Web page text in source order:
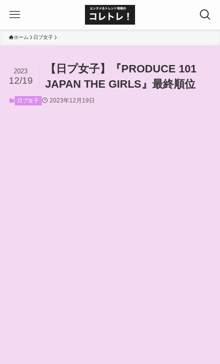
ホーム 日プ女子
【日プ女子】『PRODUCE 101
JAPAN THE GIRLS』最終順位
2023
12/19
日プ女子 2023年12月19日